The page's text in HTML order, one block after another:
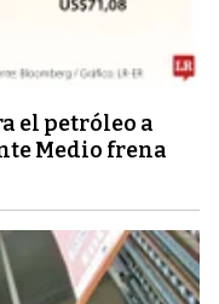
el petróleo a
Medio frena